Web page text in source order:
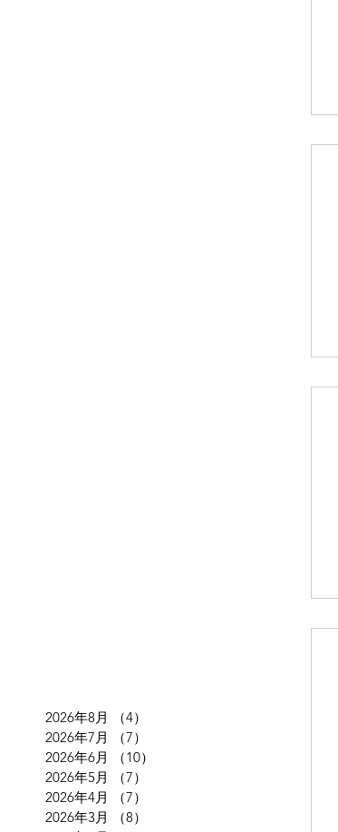
2026年8月 （4）
2026年7月
（7）
2026年6月
（10）
2026年5月
（7）
2026年4月
（7）
2026年3月
（8）